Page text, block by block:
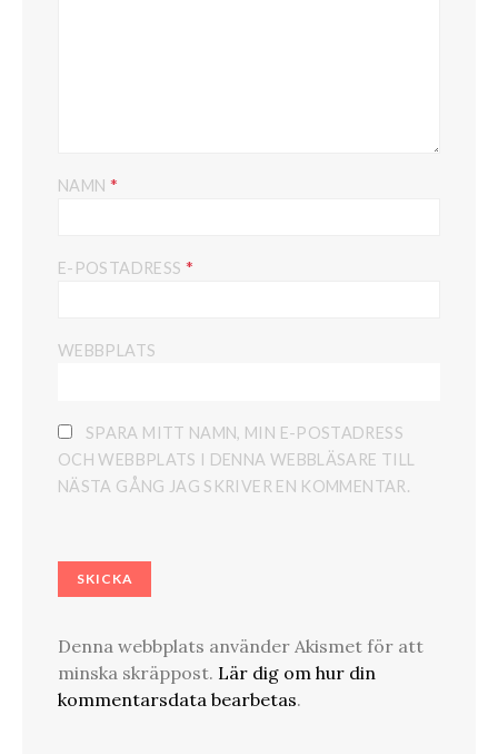
NAMN *
E-POSTADRESS *
WEBBPLATS
SPARA MITT NAMN, MIN E-POSTADRESS
OCH WEBBPLATS I DENNA WEBBLÄSARE TILL
NÄSTA GÅNG JAG SKRIVER EN KOMMENTAR.
Denna webbplats använder Akismet för att
minska skräppost. Lär dig om hur din
kommentarsdata bearbetas.